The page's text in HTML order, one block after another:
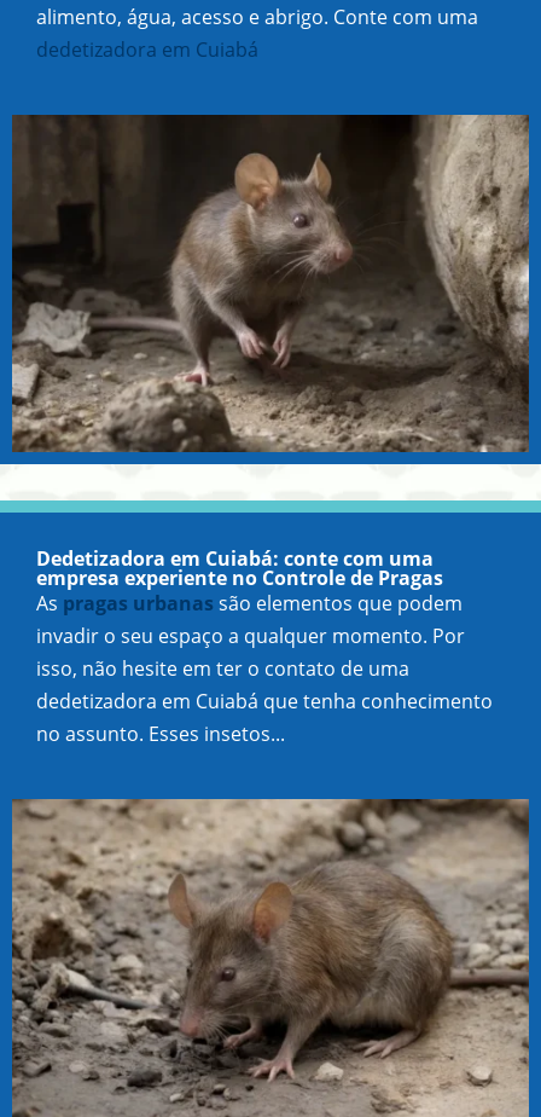
alimento, água, acesso e abrigo. Conte com uma
dedetizadora em Cuiabá
Dedetizadora em Cuiabá: conte com uma
empresa experiente no Controle de Pragas
As pragas urbanas são elementos que podem
invadir o seu espaço a qualquer momento. Por
isso, não hesite em ter o contato de uma
dedetizadora em Cuiabá que tenha conhecimento
no assunto. Esses insetos...